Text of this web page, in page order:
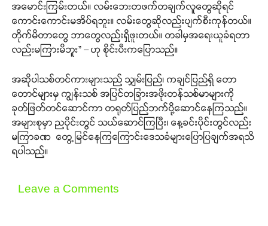
အမောင်းကြမ်းတယ်။ လမ်းဘေးတဖက်တချက်လူတွေဆိုရင်
ကောင်းကောင်းမအိပ်ရဘူး။ လမ်းတွေဆိုလည်းပျက်စီးကုန်တယ်။
တိုက်မိတာတွေ ဘာတွေလည်းရှိဖူးတယ်။ တခါမှအရေးယူခံရတာ
လည်းမကြားမိဘူး” – ဟု စိုင်းပီးကပြောသည်။
အဆိုပါသစ်တင်ကားများသည် သျှမ်းပြည်၊ ကချင်ပြည်ရှိ တော
တောင်များမှ ကျွန်းသစ် အပြင်တခြားအဖိုးတန်သစ်မာများကို
ခုတ်ဖြတ်တင်ဆောင်ကာ တရုတ်ပြည်ဘက်ပို့ဆောင်နေကြသည်။
အများစုမှာ ညပိုင်းတွင် သယ်ဆောင်ကြပြီး၊ နေ့ခင်းပိုင်းတွင်လည်း
မကြာခဏ တွေ့မြင်နေကြကြောင်းဒေသခံများပြောပြချက်အရသိ
ရပါသည်။
Leave a Comments